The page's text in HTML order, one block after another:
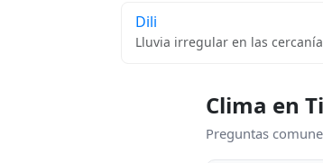
Dili
Lluvia irregular en las
Clima en
Preguntas